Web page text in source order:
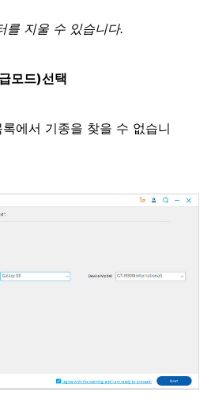
를 지울 수 있습니다.
모드)선택
에서 기종을 찾을 수 없습니